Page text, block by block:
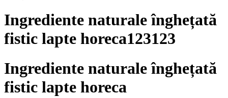
Ingrediente naturale înghețată
fistic lapte horeca123123
Ingrediente naturale înghețată
fistic lapte horeca